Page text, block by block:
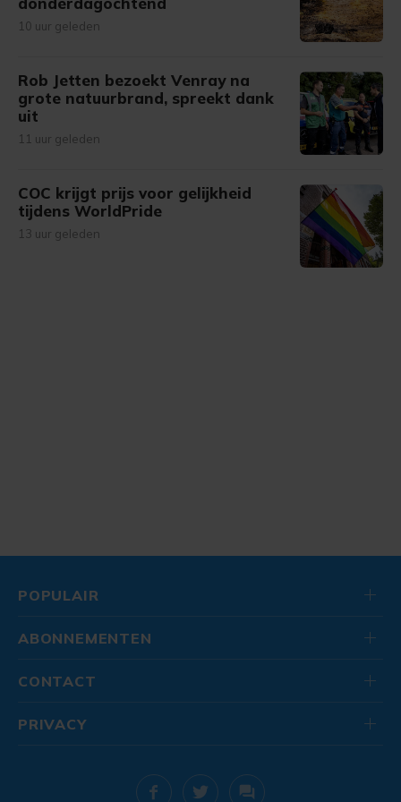
10 uur geleden
Rob Jetten bezoekt Venray na
grote natuurbrand, spreekt dank
uit
11 uur geleden
COC krijgt prijs voor gelijkheid
tijdens WorldPride
13 uur geleden
POPULAIR
ABONNEMENTEN
CONTACT
PRIVACY